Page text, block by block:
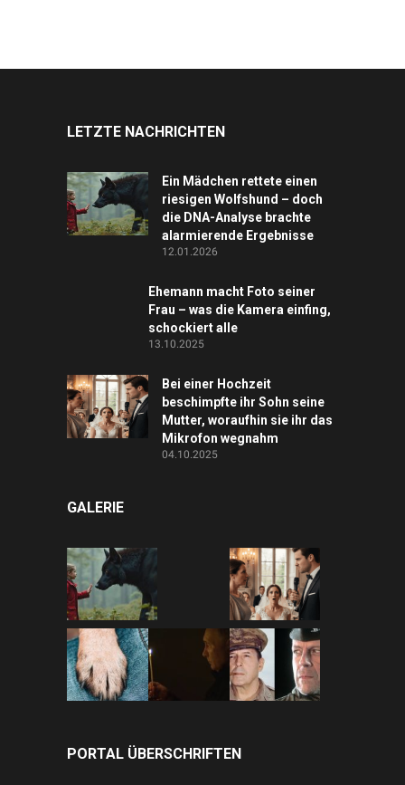
LETZTE NACHRICHTEN
Ein Mädchen rettete einen
riesigen Wolfshund – doch
die DNA-Analyse brachte
alarmierende Ergebnisse
12.01.2026
Ehemann macht Foto seiner
Frau – was die Kamera einfing,
schockiert alle
13.10.2025
Bei einer Hochzeit
beschimpfte ihr Sohn seine
Mutter, woraufhin sie ihr das
Mikrofon wegnahm
04.10.2025
GALERIE
PORTAL ÜBERSCHRIFTEN